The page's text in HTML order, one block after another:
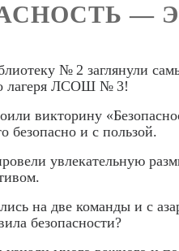
—
№ 2 заглянули
лагеря ЛСОШ № 3!
викторину
безопасно и с пользой.
увлекательную
на две команды и с
безопасности?